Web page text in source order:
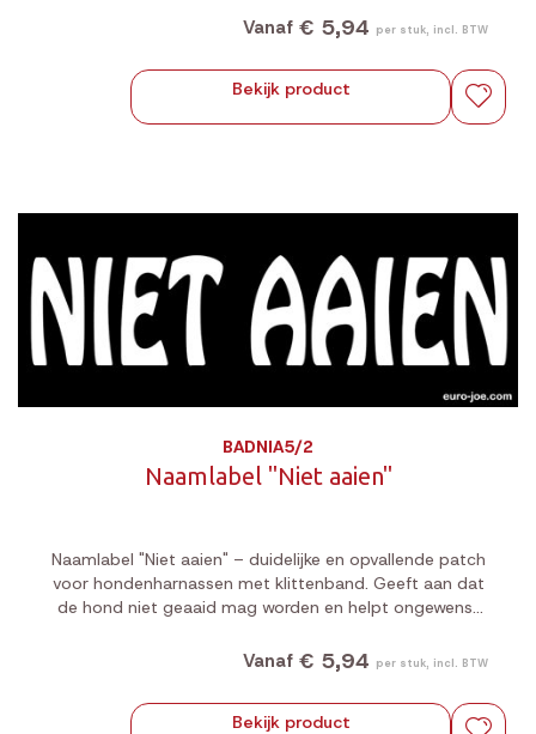
Vanaf € 5,94 per stuk, incl. BTW
Bekijk product
BADNIA5/2
Naamlabel "Niet aaien"
Naamlabel "Niet aaien" – duidelijke en opvallende patch
voor hondenharnassen met klittenband. Geeft aan dat
de hond niet geaaid mag worden en helpt ongewenst
Vanaf € 5,94 per stuk, incl. BTW
Bekijk product